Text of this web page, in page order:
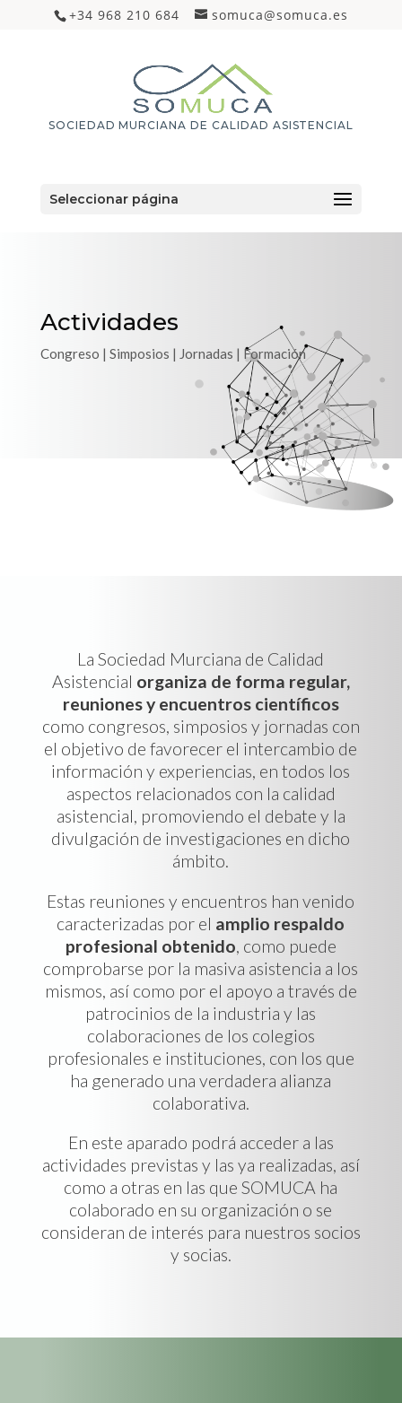
+34 968 210 684 somuca@somuca.es
SOCIEDAD MURCIANA DE CALIDAD ASISTENCIAL
Seleccionar página
Actividades
Congreso | Simposios | Jornadas | Formación
La Sociedad Murciana de Calidad
Asistencial organiza de forma regular,
reuniones y encuentros científicos
como congresos, simposios y jornadas con
el objetivo de favorecer el intercambio de
información y experiencias, en todos los
aspectos relacionados con la calidad
asistencial, promoviendo el debate y la
divulgación de investigaciones en dicho
ámbito.
Estas reuniones y encuentros han venido
caracterizadas por el amplio respaldo
profesional obtenido , como puede
comprobarse por la masiva asistencia a los
mismos, así como por el apoyo a través de
patrocinios de la industria y las
colaboraciones de los colegios
profesionales e instituciones, con los que
ha generado una verdadera alianza
colaborativa.
En este aparado podrá acceder a las
actividades previstas y las ya realizadas, así
como a otras en las que SOMUCA ha
colaborado en su organización o se
consideran de interés para nuestros socios
y socias.